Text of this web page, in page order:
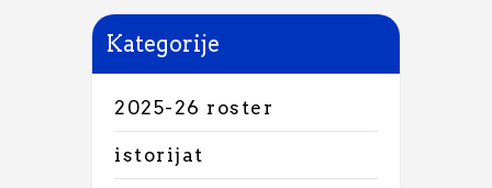
Kategorije
2025-26 roster
istorijat